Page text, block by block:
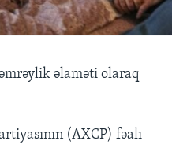
əlaməti olaraq
(AXCP) fəalı